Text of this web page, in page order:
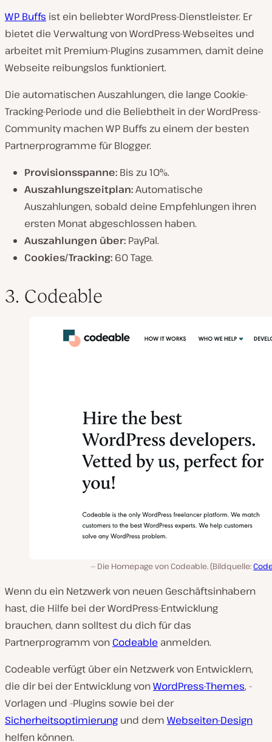
WP Buffs ist ein beliebter WordPress-Dienstleister. Er
bietet die Verwaltung von WordPress-Webseites und
arbeitet mit Premium-Plugins zusammen, damit deine
Webseite reibungslos funktioniert.
Die automatischen Auszahlungen, die lange Cookie-
Tracking-Periode und die Beliebtheit in der WordPress-
Community machen WP Buffs zu einem der besten
Partnerprogramme für Blogger.
Provisionsspanne: Bis zu 10%.
Auszahlungszeitplan:Automatische
Auszahlungen, sobald deine Empfehlungen ihren
ersten Monat abgeschlossen haben.
Auszahlungen über: PayPal.
Cookies/Tracking: 60 Tage.
3. Codeable
Die Homepage von Codeable. (Bildquelle:
Wenn du ein Netzwerk von neuen Geschäftsinhabern
hast, die Hilfe bei der WordPress-Entwicklung
brauchen, dann solltest du dich für das
Partnerprogramm von Codeable anmelden.
Codeable verfügt über ein Netzwerk von Entwicklern,
die dir bei der Entwicklung vonWordPress-Themes, -
Vorlagen und -Plugins sowie bei der
Sicherheitsoptimierung und dem Webseiten-Design
helfen können.